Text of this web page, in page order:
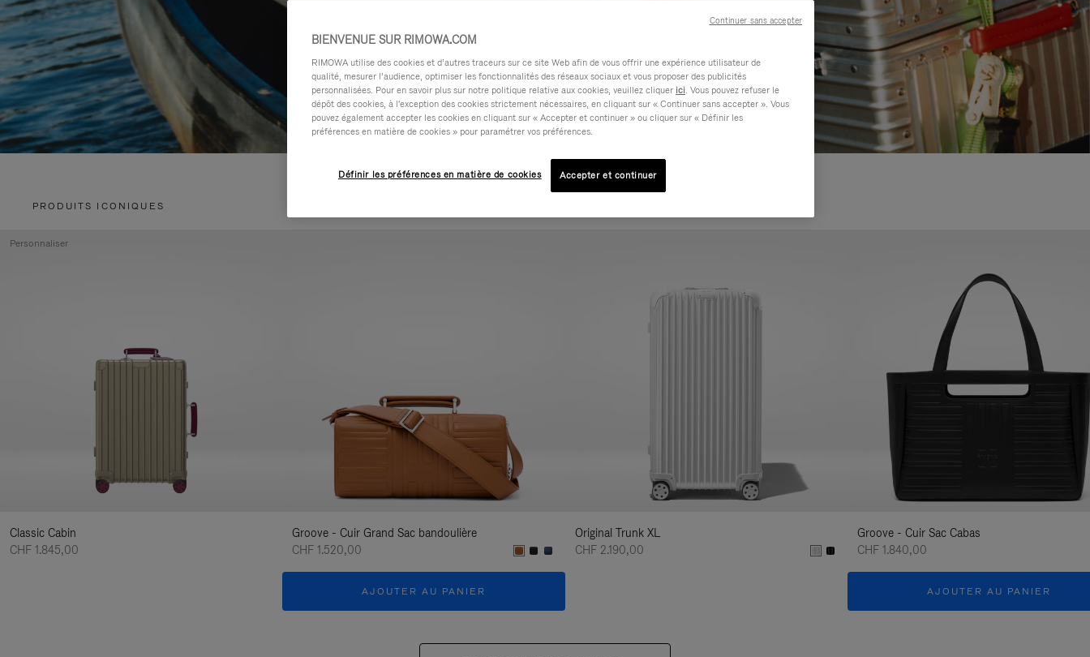
PRODUITS ICONIQUES
Classic Cabin
CHF 1.845,00
Personnaliser
Groove - Cuir Grand Sac bandoulière
CHF 1.520,00
AJOUTER AU PANIER
Original Trunk XL
CHF 2.190,00
Groove - Cuir Sac Cabas
CHF 1.840,00
AJOUTER AU PANIER
BIENVENUE SUR RIMOWA.COM
RIMOWA utilise des cookies et d’autres traceurs sur ce site Web afin de vous offrir une expérience utilisateur de
qualité, mesurer l’audience, optimiser les fonctionnalités des réseaux sociaux et vous proposer des publicités
personnalisées. Pour en savoir plus sur notre politique relative aux cookies, veuillez cliquer ici. Vous pouvez refuser le
dépôt des cookies, à l'exception des cookies strictement nécessaires, en cliquant sur « Continuer sans accepter ». Vous
pouvez également accepter les cookies en cliquant sur « Accepter et continuer » ou cliquer sur « Définir les
préférences en matière de cookies » pour paramétrer vos préférences.
Définir les préférences en matière de cookies Accepter et continuer
Continuer sans accepter